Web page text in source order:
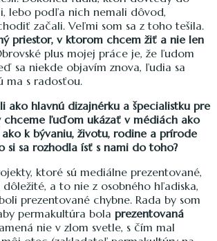
lebo podľa nich nemali dôvod,
začali. Veľmi som sa z toho tešila.
priestor, v ktorom chcem žiť a nie len
plus mojej práce je, že ľudom
sa niekde objavím znova, ľudia sa
ma s radosťou.
ako hlavnú dizajnérku a špecialistku pre
chceme ľuďom ukázať v médiách ako
k bývaniu, životu, rodine a prírode
si sa rozhodla ísť s nami do toho?
ktoré sú mediálne prezentované,
a to nie z osobného hľadiska,
prezentované chybne. Rada by som
permakultúra bola prezentovaná
nie v zlom svetle, s čím mal